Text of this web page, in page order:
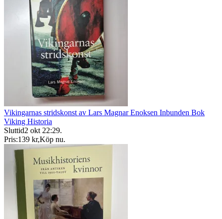
Vikingarnas stridskonst av Lars Magnar Enoksen Inbunden Bok
Viking Historia
Sluttid2 okt 22:29.
Pris:139 kr,Köp nu.